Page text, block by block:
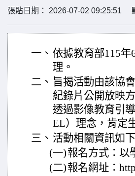
張貼日期： 2026-07-02 09:25:51
一、 依據教育部115年
理。
二、 旨揭活動由該協
紀錄片公開放映
透過影像教育引
EL）理念，肯定
三、 活動相關資訊如下
(一)報名方式：以
(二)報名網址：